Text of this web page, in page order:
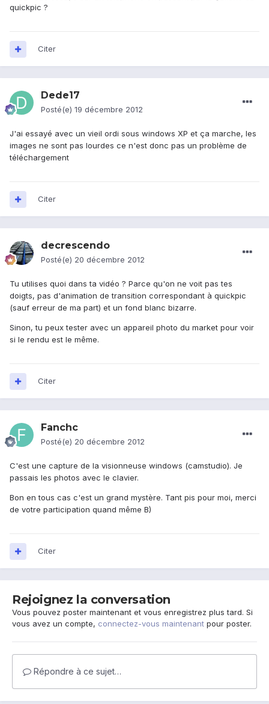
quickpic ?
Citer
Dede17
Posté(e) 19 décembre 2012
J'ai essayé avec un vieil ordi sous windows XP et ça marche, les
images ne sont pas lourdes ce n'est donc pas un problème de
téléchargement
Citer
decrescendo
Posté(e) 20 décembre 2012
Tu utilises quoi dans ta vidéo ? Parce qu'on ne voit pas tes
doigts, pas d'animation de transition correspondant à quickpic
(sauf erreur de ma part) et un fond blanc bizarre.
Sinon, tu peux tester avec un appareil photo du market pour voir
si le rendu est le même.
Citer
Fanchc
Posté(e) 20 décembre 2012
C'est une capture de la visionneuse windows (camstudio). Je
passais les photos avec le clavier.
Bon en tous cas c'est un grand mystère. Tant pis pour moi, merci
de votre participation quand même B)
Citer
Rejoignez la conversation
Vous pouvez poster maintenant et vous enregistrez plus tard. Si
vous avez un compte, connectez-vous maintenant pour poster.
Répondre à ce sujet…